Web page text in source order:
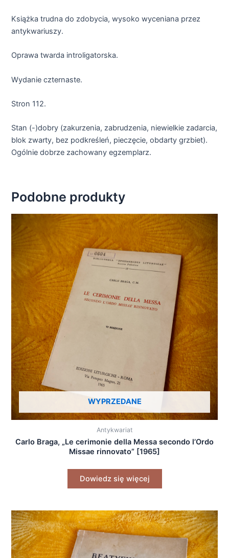
Książka trudna do zdobycia, wysoko wyceniana przez
antykwariuszy.
Oprawa twarda introligatorska.
Wydanie czternaste.
Stron 112.
Stan (-)dobry (zakurzenia, zabrudzenia, niewielkie zadarcia,
blok zwarty, bez podkreśleń, pieczęcie, obdarty grzbiet).
Ogólnie dobrze zachowany egzemplarz.
Podobne produkty
WYPRZEDANE
Antykwariat
Carlo Braga, „Le cerimonie della Messa secondo l’Ordo
Missae rinnovato” [1965]
Dowiedz się więcej